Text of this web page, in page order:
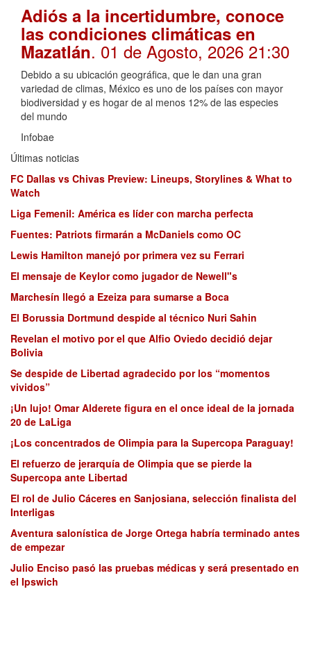
Adiós a la incertidumbre, conoce
las condiciones climáticas en
Mazatlán. 01 de Agosto, 2026 21:30
Debido a su ubicación geográfica, que le dan una gran
variedad de climas, México es uno de los países con mayor
biodiversidad y es hogar de al menos 12% de las especies
del mundo
Infobae
Últimas noticias
FC Dallas vs Chivas Preview: Lineups, Storylines & What to
Watch
Liga Femenil: América es líder con marcha perfecta
Fuentes: Patriots firmarán a McDaniels como OC
Lewis Hamilton manejó por primera vez su Ferrari
El mensaje de Keylor como jugador de Newell"s
Marchesín llegó a Ezeiza para sumarse a Boca
El Borussia Dortmund despide al técnico Nuri Sahin
Revelan el motivo por el que Alfio Oviedo decidió dejar
Bolivia
Se despide de Libertad agradecido por los “momentos
vividos”
¡Un lujo! Omar Alderete figura en el once ideal de la jornada
20 de LaLiga
¡Los concentrados de Olimpia para la Supercopa Paraguay!
El refuerzo de jerarquía de Olimpia que se pierde la
Supercopa ante Libertad
El rol de Julio Cáceres en Sanjosiana, selección finalista del
Interligas
Aventura salonística de Jorge Ortega habría terminado antes
de empezar
Julio Enciso pasó las pruebas médicas y será presentado en
el Ipswich